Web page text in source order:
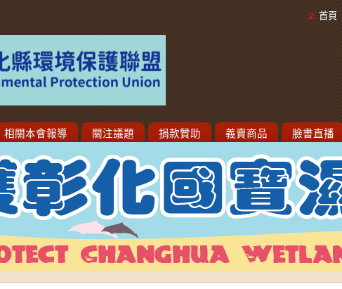
首頁
相關本會報導 關注議題 捐款贊助 義賣商品 臉書直播